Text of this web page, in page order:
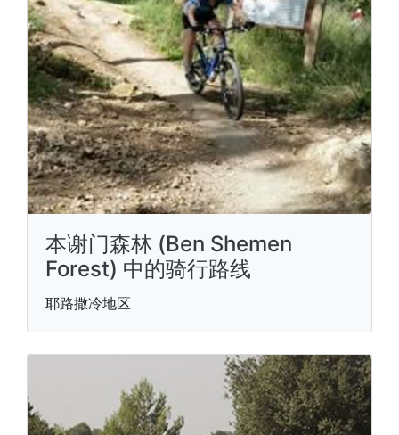
本谢门森林 (Ben Shemen
Forest) 中的骑行路线
耶路撒冷地区